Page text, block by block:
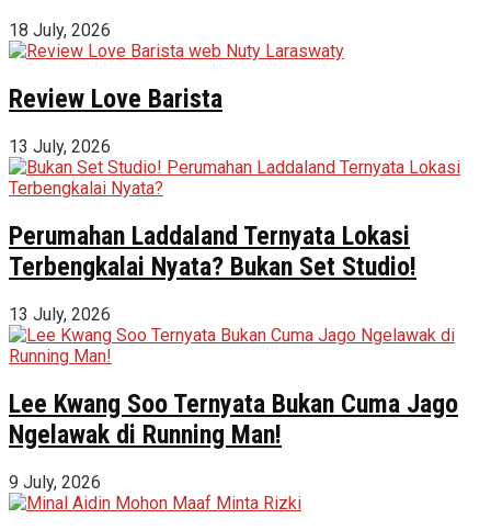
18 July, 2026
Review Love Barista
13 July, 2026
Perumahan Laddaland Ternyata Lokasi
Terbengkalai Nyata? Bukan Set Studio!
13 July, 2026
Lee Kwang Soo Ternyata Bukan Cuma Jago
Ngelawak di Running Man!
9 July, 2026